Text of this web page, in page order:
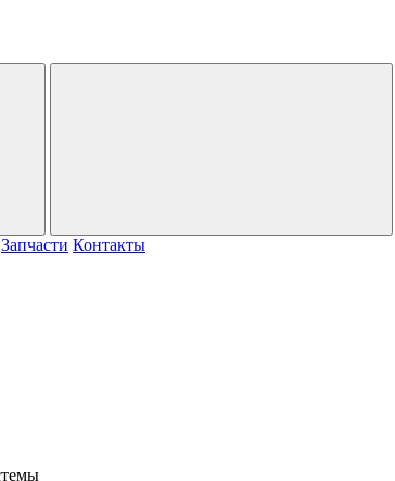
Запчасти Контакты